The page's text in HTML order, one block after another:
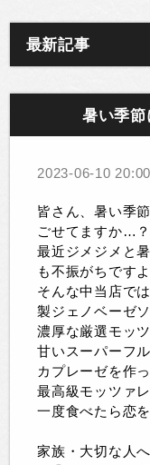
最新記事
暑い季
2023-06-10
皆さん、暑い季
ごせてますか…
最近ジメジメと
も不振がちです
そんな中当店で
製ジェノベーゼ
濃厚な厳選モッ
甘いスーパーフ
カプレーゼを作
最高級モッツァ
一度食べたら恋
家族・大切な人